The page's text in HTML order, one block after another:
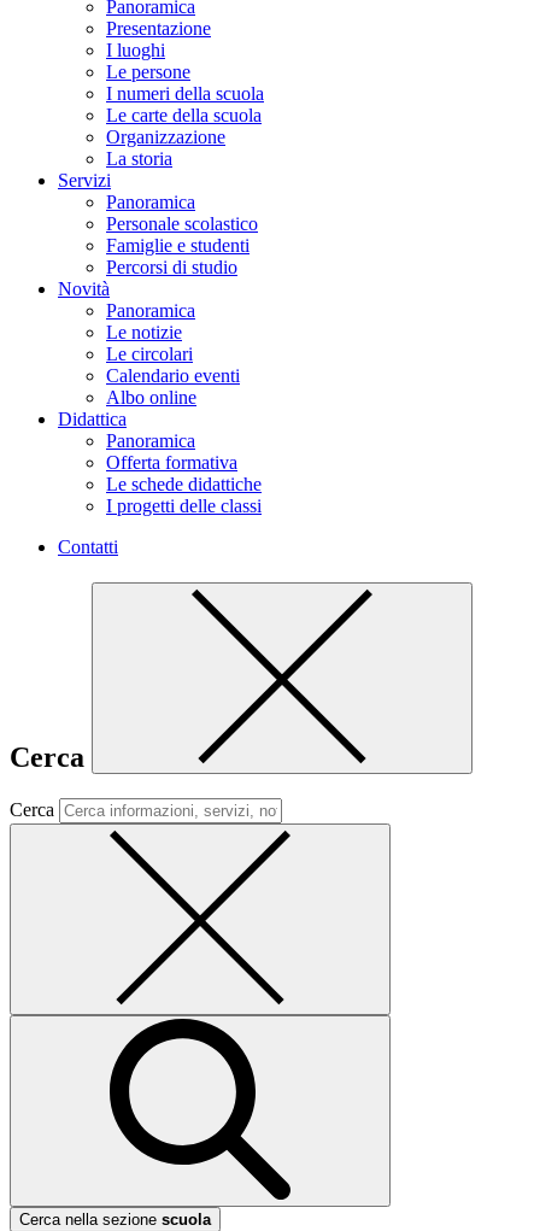
Panoramica
Presentazione
I luoghi
Le persone
I numeri della scuola
Le carte della scuola
Organizzazione
La storia
Servizi
Panoramica
Personale scolastico
Famiglie e studenti
Percorsi di studio
Novità
Panoramica
Le notizie
Le circolari
Calendario eventi
Albo online
Didattica
Panoramica
Offerta formativa
Le schede didattiche
I progetti delle classi
Contatti
Cerca
Cerca
Cerca nella sezione scuola